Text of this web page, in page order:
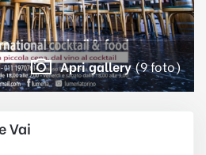
Apri gallery(9 foto)
Vai